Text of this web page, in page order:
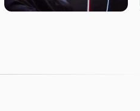
حسن مجتبی علیه السلام-حجت